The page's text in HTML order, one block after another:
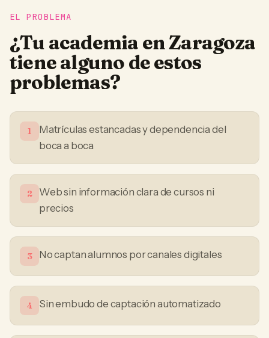
EL PROBLEMA
¿Tu academia enZaragoza
tiene alguno de estos
problemas?
1
Matrículas estancadas y dependencia del
boca a boca
2
Web sin información clara de cursos ni
precios
3 No captan alumnos por canales digitales
4 Sin embudo de captación automatizado